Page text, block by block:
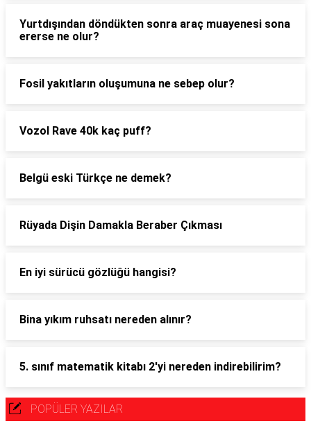
Yurtdışından döndükten sonra araç muayenesi sona
ererse ne olur?
Fosil yakıtların oluşumuna ne sebep olur?
Vozol Rave 40k kaç puff?
Belgü eski Türkçe ne demek?
Rüyada Dişin Damakla Beraber Çıkması
En iyi sürücü gözlüğü hangisi?
Bina yıkım ruhsatı nereden alınır?
5. sınıf matematik kitabı 2'yi nereden indirebilirim?
POPÜLER YAZILAR